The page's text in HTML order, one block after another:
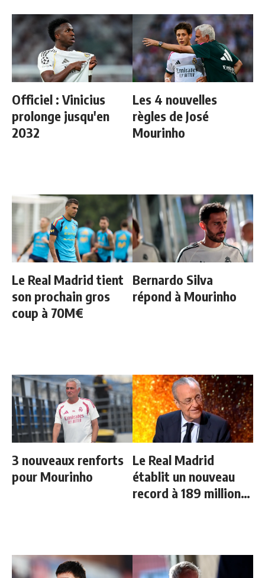
Officiel : Vinicius
prolonge jusqu'en
2032
Les 4 nouvelles
règles de José
Mourinho
Le Real Madrid tient
son prochain gros
coup à 70M€
Bernardo Silva
répond à Mourinho
3 nouveaux renforts
pour Mourinho
Le Real Madrid
établit un nouveau
record à 189 millions